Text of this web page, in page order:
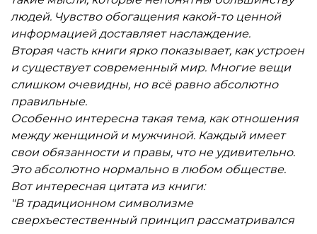
людей. Чувство обогащения какой-то ценной
информацией доставляет наслаждение.
Вторая часть книги ярко показывает, как устроен
и существует современный мир. Многие вещи
слишком очевидны, но всё равно абсолютно
правильные.
Особенно интересна такая тема, как отношения
между женщиной и мужчиной. Каждый имеет
свои обязанности и правы, что не удивительно.
Это абсолютно нормально в любом обществе.
Вот интересная цитата из книги:
"В традиционном символизме
сверхъестественный принцип рассматривался